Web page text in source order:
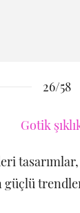
26/58
güçlü